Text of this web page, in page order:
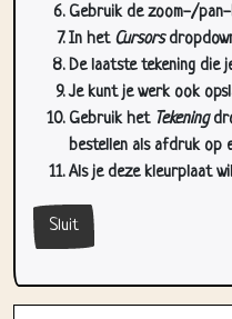
Gebruik de zoom-/pan-
In het Cursors
De laatste tekening die
Je kunt je werk ook
Gebruik het Tekening
bestellen als afdruk op
Als je deze kleurplaat
Sluit